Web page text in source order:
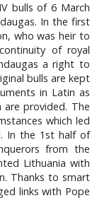
bulls of 6 March
In the first
who was heir to
of royal
a right to
bulls are kept
in Latin as
are provided. The
which led
In the 1st half of
from the
Lithuania with
Thanks to smart
links with Pope